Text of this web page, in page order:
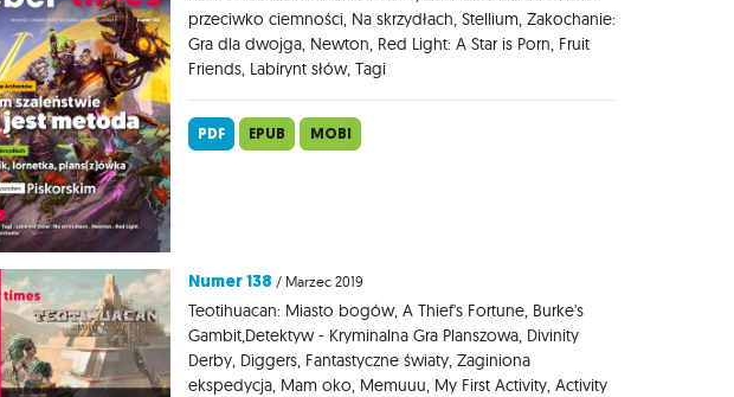
przeciwko ciemności, Na skrzydłach, Stellium, Zakochanie:
Gra dla dwojga, Newton, Red Light: A Star is Porn, Fruit
Friends, Labirynt słów, Tagi
PDF EPUB MOBI
Numer 138 / Marzec 2019
Teotihuacan: Miasto bogów, A Thief's Fortune, Burke's
Gambit,Detektyw - Kryminalna Gra Planszowa, Divinity
Derby, Diggers, Fantastyczne światy, Zaginiona
ekspedycja, Mam oko, Memuuu, My First Activity, Activity